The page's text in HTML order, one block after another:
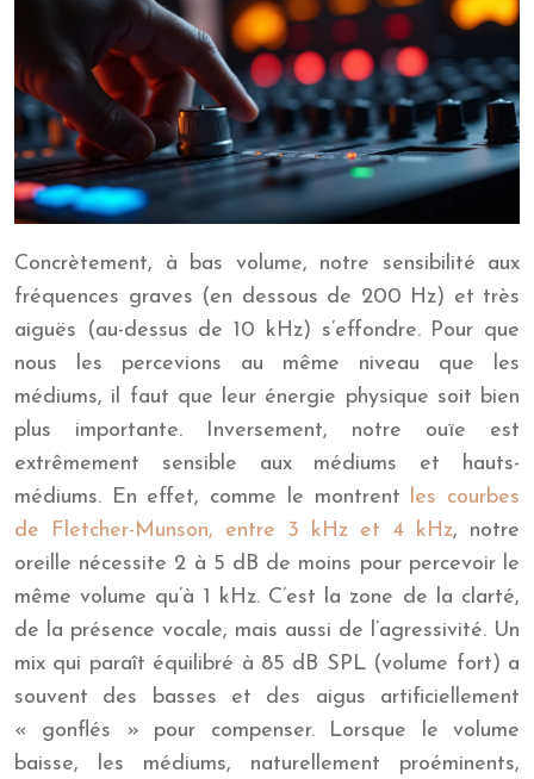
Concrètement, à bas volume, notre sensibilité aux
fréquences graves (en dessous de 200 Hz) et très
aiguës (au-dessus de 10 kHz) s’effondre. Pour que
nous les percevions au même niveau que les
médiums, il faut que leur énergie physique soit bien
plus importante. Inversement, notre ouïe est
extrêmement sensible aux médiums et hauts-
médiums. En effet, comme le montrent les courbes
de Fletcher-Munson, entre 3 kHz et 4 kHz, notre
oreille nécessite 2 à 5 dB de moins pour percevoir le
même volume qu’à 1 kHz. C’est la zone de la clarté,
de la présence vocale, mais aussi de l’agressivité. Un
mix qui paraît équilibré à 85 dB SPL (volume fort) a
souvent des basses et des aigus artificiellement
« gonflés » pour compenser. Lorsque le volume
baisse, les médiums, naturellement proéminents,